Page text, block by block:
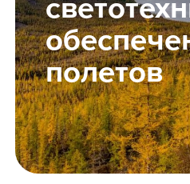
Школьникам
Локации
8 800 700-19-43
полетов